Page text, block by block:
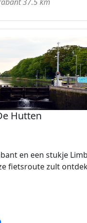
Hutten
en een stukje
fietsroute zult